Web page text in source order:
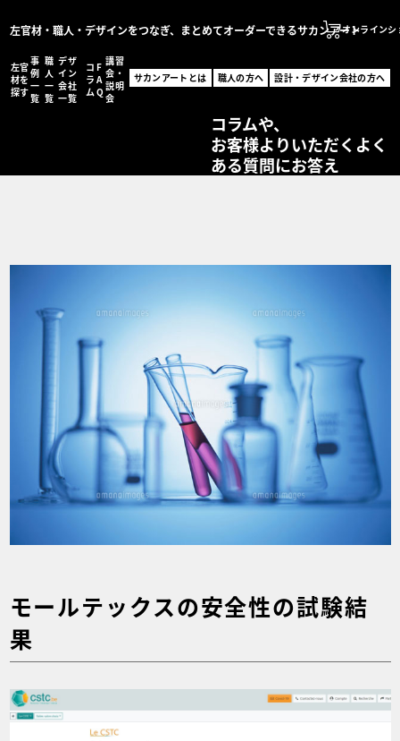
左官材・職人・デザインをつなぎ、まとめてオーダーできるサカンアートオンラインシ
左官
材を
探す
事
例
一
覧
職
人
一
覧
デザ
イン
会社
一覧
コ
ラ
ム
F
A
Q
講習
会・
説明
会
サカンアートとは 職人の方へ 設計・デザイン会社の方へ
サカンアートとは
職人の方へ
設計・デザイン会社の
オンラインショッ
コラム
講習会・説明会
事例登録フォーム
コラムや、
お客様よりいただくよく
ある質問にお答え
モールテックスの安全性の試験結
果